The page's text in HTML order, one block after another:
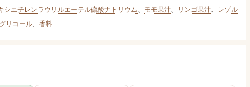
シエチレンラウリルエーテル硫酸ナトリウム、 モモ果汁、 リンゴ果汁、
レゾル
リコール、 香料